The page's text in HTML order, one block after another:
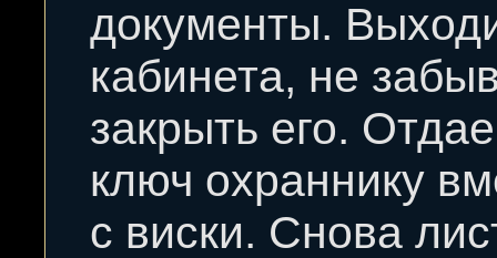
документы.
кабинета, не
закрыть его.
ключ охраннику
с виски. Снова